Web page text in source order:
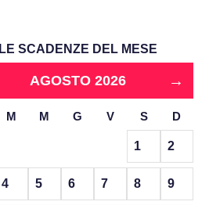
LE SCADENZE DEL MESE
AGOSTO 2026 →
M M G V S D
1 2
4 5 6 7 8 9